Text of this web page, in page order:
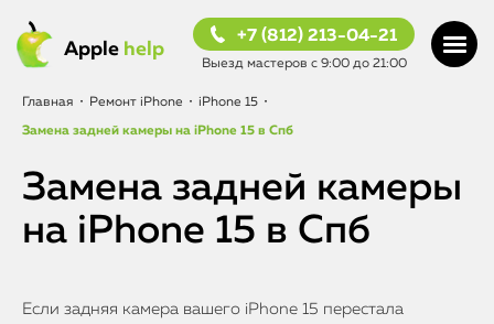
Apple help
+7 (812) 213-04-21
Выезд мастеров с 9:00 до 21:00
Главная • Ремонт iPhone • iPhone 15 •
Замена задней камеры на iPhone 15 в Спб
Замена задней камеры
на iPhone 15 в Спб
Если задняя камера вашего iPhone 15 перестала